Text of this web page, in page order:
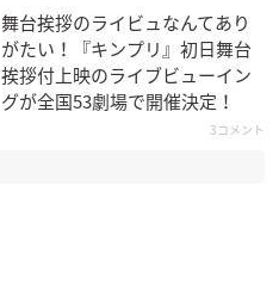
舞台挨拶のライビュなんてあり
がたい！『キンプリ』初日舞台
挨拶付上映のライブビューイン
グが全国53劇場で開催決定！
3コメント